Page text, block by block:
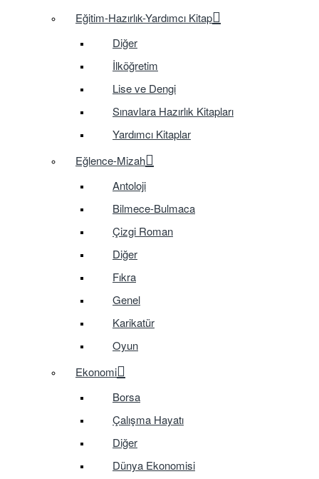
Eğitim-Hazırlık-Yardımcı Kitap
Diğer
İlköğretim
Lise ve Dengi
Sınavlara Hazırlık Kitapları
Yardımcı Kitaplar
Eğlence-Mizah
Antoloji
Bilmece-Bulmaca
Çizgi Roman
Diğer
Fıkra
Genel
Karikatür
Oyun
Ekonomi
Borsa
Çalışma Hayatı
Diğer
Dünya Ekonomisi